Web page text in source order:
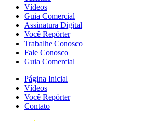
Vídeos
Guia Comercial
Assinatura Digital
Você Repórter
Trabalhe Conosco
Fale Conosco
Guia Comercial
Página Inicial
Vídeos
Você Repórter
Contato